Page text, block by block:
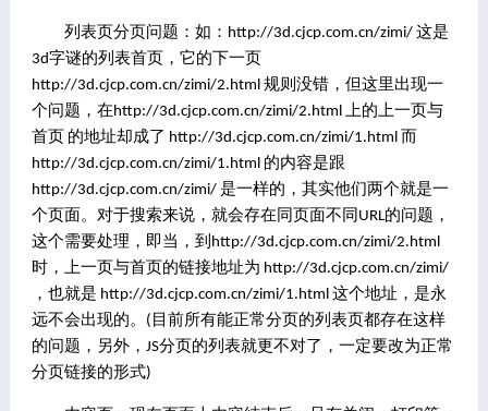
列表页分页问题：如：http://3d.cjcp.com.cn/zimi/ 这是
3d字谜的列表首页，它的下一页
http://3d.cjcp.com.cn/zimi/2.html 规则没错，但这里出现一
个问题，在http://3d.cjcp.com.cn/zimi/2.html 上的上一页与
首页 的地址却成了 http://3d.cjcp.com.cn/zimi/1.html 而
http://3d.cjcp.com.cn/zimi/1.html 的内容是跟
http://3d.cjcp.com.cn/zimi/ 是一样的，其实他们两个就是一
个页面。对于搜索来说，就会存在同页面不同URL的问题，
这个需要处理，即当，到http://3d.cjcp.com.cn/zimi/2.html
时，上一页与首页的链接地址为 http://3d.cjcp.com.cn/zimi/
，也就是 http://3d.cjcp.com.cn/zimi/1.html 这个地址，是永
远不会出现的。(目前所有能正常分页的列表页都存在这样
的问题，另外，JS分页的列表就更不对了，一定要改为正常
分页链接的形式)